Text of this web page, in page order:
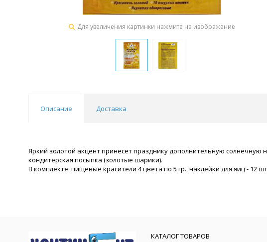
Для увеличения картинки нажмите на изображение
Описание Доставка
Яркий золотой акцент принесет празднику дополнительную солнечную
кондитерская посыпка (золотые шарики).
В комплекте: пищевые красители 4 цвета по 5 гр., наклейки для яиц - 12
КАТАЛОГ ТОВАРОВ